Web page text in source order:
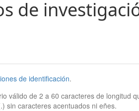
de
de identificación.
válido de 2 a 60 caracteres de longitud
sin caracteres acentuados ni eñes.